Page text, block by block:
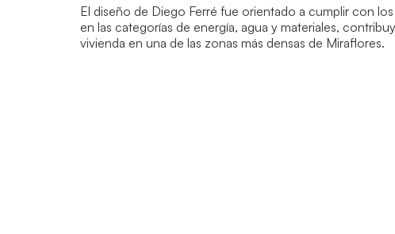
El diseño de Diego Ferré fue orientado a cumplir con
en las categorías de energía, agua y materiales,
vivienda en una de las zonas más densas de Miraflores.